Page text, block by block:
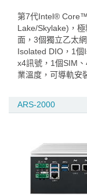
第7代Intel®
Lake/Skylake)，
面，3個獨立乙太
Isolated DIO，1
x4訊號，1個SIM
業溫度，可導軌安
ARS-2000